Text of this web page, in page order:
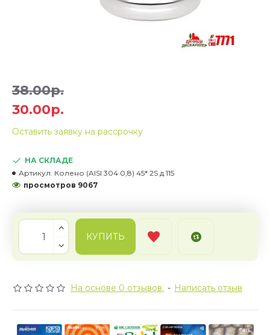
НА СКЛАДЕ
Артикул: Колено (AISI 304 0,8) 45* 2S д.115
просмотров 9067
На основе 0 отзывов. - Написать отзыв
30.00р.
38.00р.
Оставить заявку на рассрочку
КУПИТЬ